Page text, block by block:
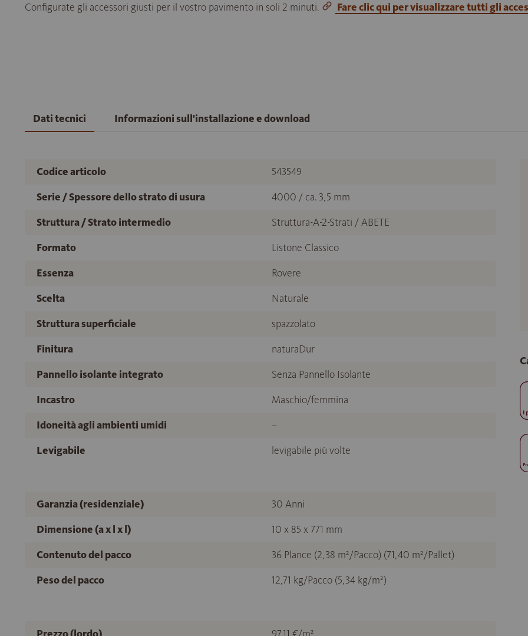
Configurate gli accessori giusti per il vostro pavimento in soli 2 minuti. Fare clic qui per visualizzare tutti gli
Dati tecnici Informazioni sull'installazione e download
Codice articolo
543549
Serie / Spessore dello strato di usura
4000 / ca. 3,5 mm
Struttura / Strato intermedio
Struttura-A-2-Strati / ABETE
Formato
Listone Classico
Essenza
Rovere
Scelta
Naturale
Struttura superficiale
spazzolato
Finitura
naturaDur
Pannello isolante integrato
Senza Pannello Isolante
Incastro
Maschio/femmina
Idoneità agli ambienti umidi
–
Levigabile
levigabile più volte
Garanzia (residenziale)
30 Anni
Dimensione (a x l x l)
10 x 85 x 771 mm
Contenuto del pacco
36 Plance (2,38 m²/Pacco) (71,40 m²/Pallet)
Peso del pacco
12,71 kg/Pacco (5,34 kg/m²)